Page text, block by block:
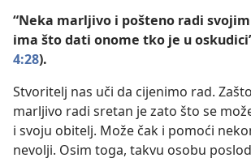
“Neka marljivo i pošteno radi
ima što dati onome tko je u
4:28).
Stvoritelj nas uči da cijenimo rad.
marljivo radi sretan je zato što se
i svoju obitelj. Može čak i pomoći
nevolji. Osim toga, takvu osobu